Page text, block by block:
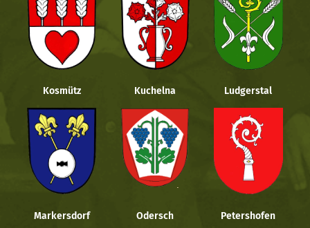
Kosmütz Kuchelna Ludgerstal
Markersdorf Odersch Petershofen